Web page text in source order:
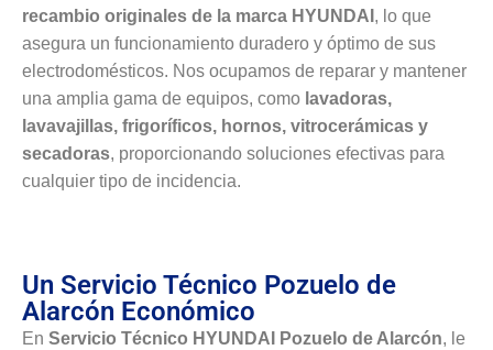
recambio originales de la marca HYUNDAI , lo que
asegura un funcionamiento duradero y óptimo de sus
electrodomésticos. Nos ocupamos de reparar y mantener
una amplia gama de equipos, como lavadoras,
lavavajillas, frigoríficos, hornos, vitrocerámicas y
secadoras, proporcionando soluciones efectivas para
cualquier tipo de incidencia.
Un Servicio Técnico Pozuelo de
Alarcón Económico
En Servicio Técnico HYUNDAI Pozuelo de Alarcón, le